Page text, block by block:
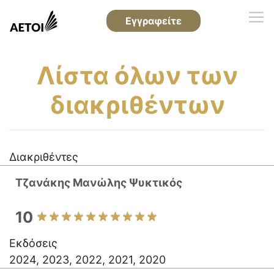
Εγγραφείτε
Λίστα όλων των
διακριθέντων
Διακριθέντες
Τζανάκης Mανώλης Ψυκτικός
10
Εκδόσεις
2024, 2023, 2022, 2021, 2020